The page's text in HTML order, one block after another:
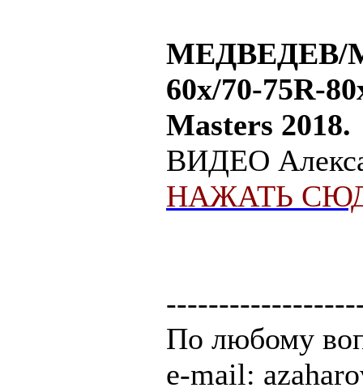
МЕДВЕДЕВ/
60х/70-75R-
Masters 2018.
ВИДЕО
НАЖАТЬ
По любому
e-mail: